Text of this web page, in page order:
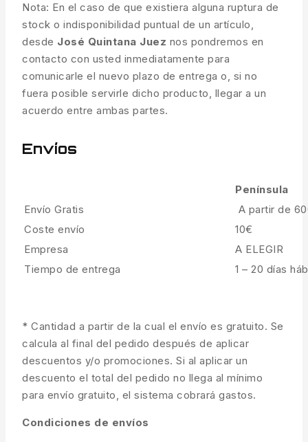
Nota: En el caso de que existiera alguna ruptura de
stock o indisponibilidad puntual de un artículo,
desde José Quintana Juez nos pondremos en
contacto con usted inmediatamente para
comunicarle el nuevo plazo de entrega o, si no
fuera posible servirle dicho producto, llegar a un
acuerdo entre ambas partes.
Envíos
Península
Envío Gratis
A partir de
Coste envío
10€
Empresa
A ELEGIR
Tiempo de entrega
1 – 20 días
* Cantidad a partir de la cual el envío es gratuito. Se
calcula al final del pedido después de aplicar
descuentos y/o promociones. Si al aplicar un
descuento el total del pedido no llega al mínimo
para envío gratuito, el sistema cobrará gastos.
Condiciones de envíos